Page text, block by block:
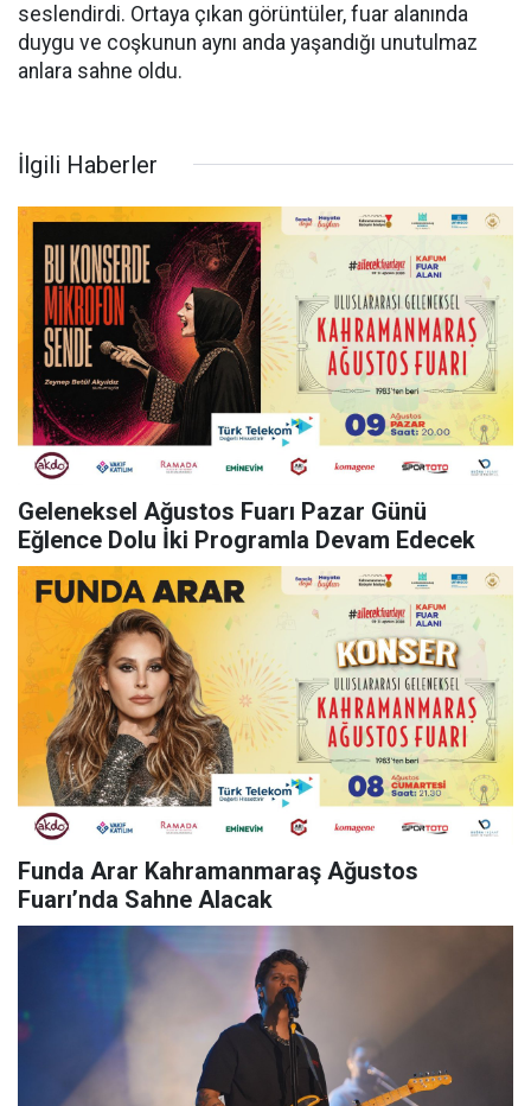
seslendirdi. Ortaya çıkan görüntüler, fuar alanında
duygu ve coşkunun aynı anda yaşandığı unutulmaz
anlara sahne oldu.
İlgili Haberler
Geleneksel Ağustos Fuarı Pazar Günü
Eğlence Dolu İki Programla Devam Edecek
Funda Arar Kahramanmaraş Ağustos
Fuarı’nda Sahne Alacak